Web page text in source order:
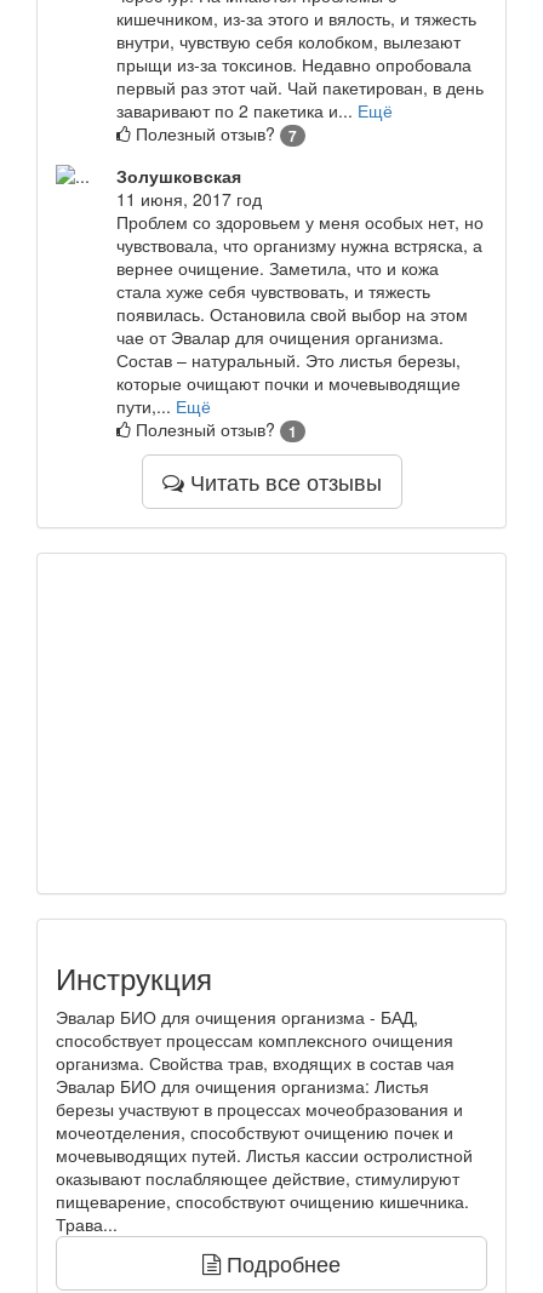
кишечником, из-за этого и вялость, и тяжесть
внутри, чувствую себя колобком, вылезают
прыщи из-за токсинов. Недавно опробовала
первый раз этот чай. Чай пакетирован, в день
заваривают по 2 пакетика и... Ещё
Полезный отзыв?
7
Золушковская
11 июня, 2017 год
Проблем со здоровьем у меня особых нет, но
чувствовала, что организму нужна встряска, а
вернее очищение. Заметила, что и кожа
стала хуже себя чувствовать, и тяжесть
появилась. Остановила свой выбор на этом
чае от Эвалар для очищения организма.
Состав – натуральный. Это листья березы,
которые очищают почки и мочевыводящие
пути,... Ещё
Полезный отзыв?
1
Читать все отзывы
Инструкция
Эвалар БИО для очищения организма - БАД,
способствует процессам комплексного очищения
организма. Свойства трав, входящих в состав чая
Эвалар БИО для очищения организма: Листья
березы участвуют в процессах мочеобразования и
мочеотделения, способствуют очищению почек и
мочевыводящих путей. Листья кассии остролистной
оказывают послабляющее действие, стимулируют
пищеварение, способствуют очищению кишечника.
Трава...
Подробнее